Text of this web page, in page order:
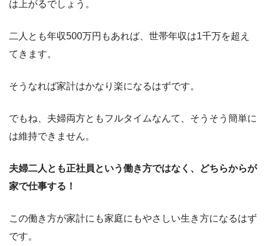
は上がるでしょう。
二人とも年収500万円もあれば、世帯年収は1千万を超え
てきます。
そうなれば家計はかなり楽になるはずです。
でもね、夫婦両方ともフルタイムなんて、そうそう簡単に
は維持できません。
夫婦二人とも正社員という働き方ではなく、どちらからが
家で仕事する！
この働き方が家計にも家庭にもやさしい生き方になるはず
です。